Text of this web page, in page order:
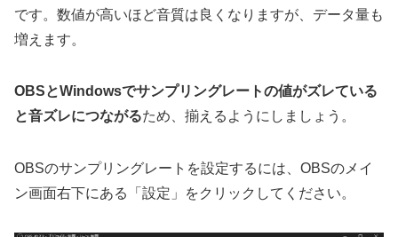
です。数値が高いほど音質は良くなりますが、データ量も
増えます。
OBSとWindowsでサンプリングレートの値がズレている
と音ズレにつながるため、揃えるようにしましょう。
OBSのサンプリングレートを設定するには、OBSのメイ
ン画面右下にある「設定」をクリックしてください。